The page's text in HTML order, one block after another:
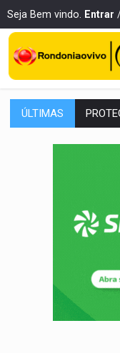
Seja Bem vindo. Entrar
ÚLTIMAS